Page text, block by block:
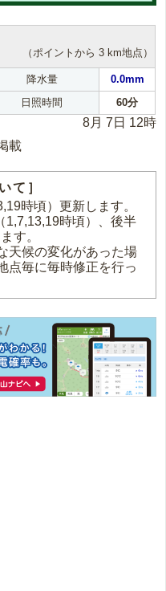
（ポイントから 3 km地点）
降水量
0.0mm
日照時間 60分
8月 7日 12時
載
て］
時頃）更新します。
1,7,13,19時頃）、後半
す。
天候の変化があった場
点毎に毎時修正を行っ